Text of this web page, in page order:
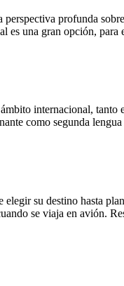
profunda
una gran opción,
internacional,
como segunda
su destino hasta
se viaja en avión.